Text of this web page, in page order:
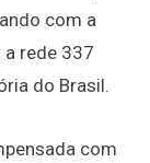
com a
rede 337
do Brasil.
com